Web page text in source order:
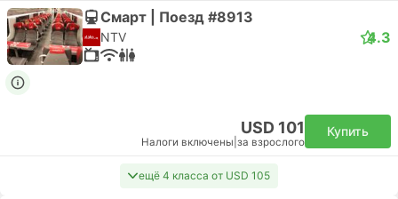
Смарт | Поезд #8913
NTV 4.3
USD 101
Налоги включены за взрослого
Купить
ещё 4 класса от USD 105